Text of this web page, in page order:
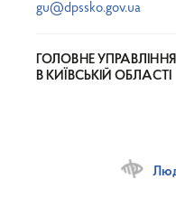
gu@dpssko.gov.ua
ГОЛОВНЕ
В КИЇВСЬКІЙ ОБЛАСТІ